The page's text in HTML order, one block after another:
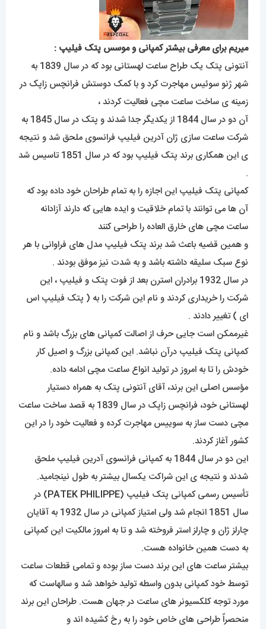
میریم برای معرفی بیشتر کمپانی و موسس پتک فیلیپ :
آنتونی پتک یک طراح ساعت لهستانی بود که در سال 1839 به
شهر ژنو سوئیس مهاجرت کرد و با کمک دوستش فرانچس زاپک در
زمینه ی ساخت ساعت مچی فعالیت کردند ،
آن دو در سال 1844 از یکدیگر جدا شدند و پتک در سال 1845 به
شرکت ساعت سازی ژان آدرین فیلیپ فرانسوی ملحق شد و نتیجه
ی این همکاری برند پتک فیلیپ بود که در سال 1851 تاسیس شد
.
کمپانی پتک فیلیپ این اجازه را به تمام طراحان خود داده بود که
آن ها می توانند با تمام خلاقیت و ایده هایی که دارند آزادانه
ساعت مچی های خارق العاده را طراحی کنند
و همین قضیه باعث شد برند پتک فیلیپ مدل های فراوانی با هر
نوع سبک سلیقه داشته باشد و به شدت نیز موفق بودند .
در سال 1932 برادران استرن بعد از فوت پتک و فیلیپ ، این
شرکت را خریداری کردند و نام این شرکت را به ( پتک فیلیپ اس
ای ) تغییر دادند .
غیرممکن است جایی حرف از اصالت کمپانی های بزرگ باشد و نام
کمپانی پتک فیلیپ درآن نباشد. این کمپانی بزرگ و اصیل کار
خودش را تا به امروز در تولید انواع ساعت مچی ادامه داده.
مؤسس اصلی این برند، آقای آنتونی پتک به همراه دستیار
لهستانی خود، فرانچس زاپک در سال 1839 به قصد ساخت ساعت
مچی دست ساز به سوییس مهاجرت کرده و فعالیت خود را در این
کشور آغاز کردند.
این دو در سال 1844 به کمپانی فرانسوی آدرین فیلیپ ملحق
شدند و نتیجه ی این شراکت یکسال بیشتر به طول نینجامید.
تأسیس رسمی کمپانی پتک فیلیپ (PATEK PHILIPPE) در
سال 1851 انجام شد ولی امتیاز کمپانی در سال 1932 به آقایان
چارلز ژان و چارلز استر فروخته شد و تا به امروز مالکیت این کمپانی
به دست همین خانواده هست.
بیشتر ساعت های این برند دست ساز بوده و تمامی قطعات ساعت
توسط خود کمپانی بدون واسطه تولید خواهد شد و سالهاست که
مورد توجه کلکسیونر های ساعت در جهان هست. طراحان این برند
منحصراً طراحی های خاص خود را به رخ کشیده اند و